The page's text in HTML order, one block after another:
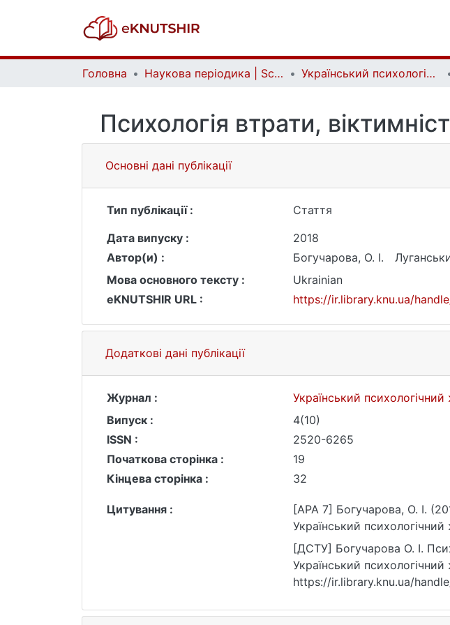
Головна Наукова періодика | Scientific periodicals Український психологічний журнал | Ukrainian Psychological Journal
Психологія втрати,
Основні дані публікації
Тип публікації :
Стаття
Дата випуску :
2018
Автор(и) :
Богучарова, О. І.
Мова основного тексту :
Ukrainian
eKNUTSHIR URL :
https://ir.library.knu.ua/
Додаткові дані публікації
Журнал :
Український
Випуск :
4(10)
ISSN :
2520-6265
Початкова сторінка :
19
Кінцева сторінка :
32
Цитування :
[APA 7] Богучарова, О. І.
Український
[ДСТУ] Богучарова О. І.
Український
https://ir.library.knu.ua/